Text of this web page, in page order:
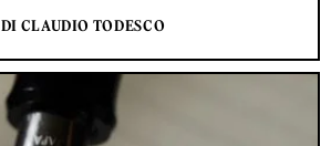
DI CLAUDIO TODESCO